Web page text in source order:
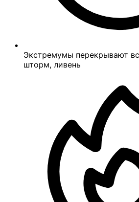
Экстремумы перекрывают
шторм, ливень